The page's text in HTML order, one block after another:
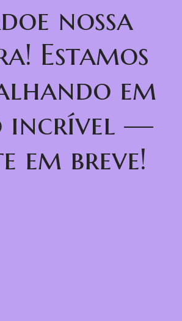
nossa
Estamos
em
incrível —
em breve!